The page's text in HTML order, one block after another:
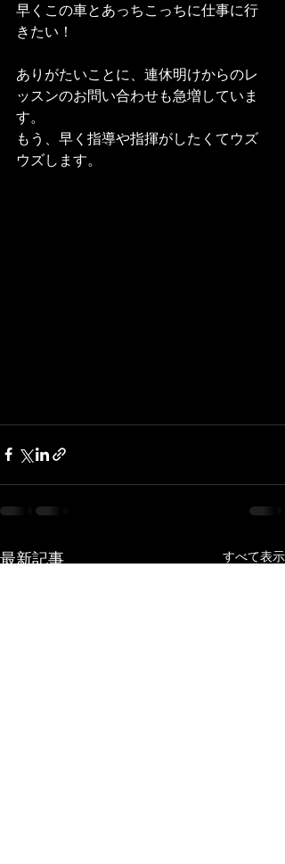
早くこの車とあっちこっちに仕事に行
きたい！
ありがたいことに、連休明けからのレ
ッスンのお問い合わせも急増していま
す。
もう、早く指導や指揮がしたくてウズ
ウズします。
最新記事 すべて表示